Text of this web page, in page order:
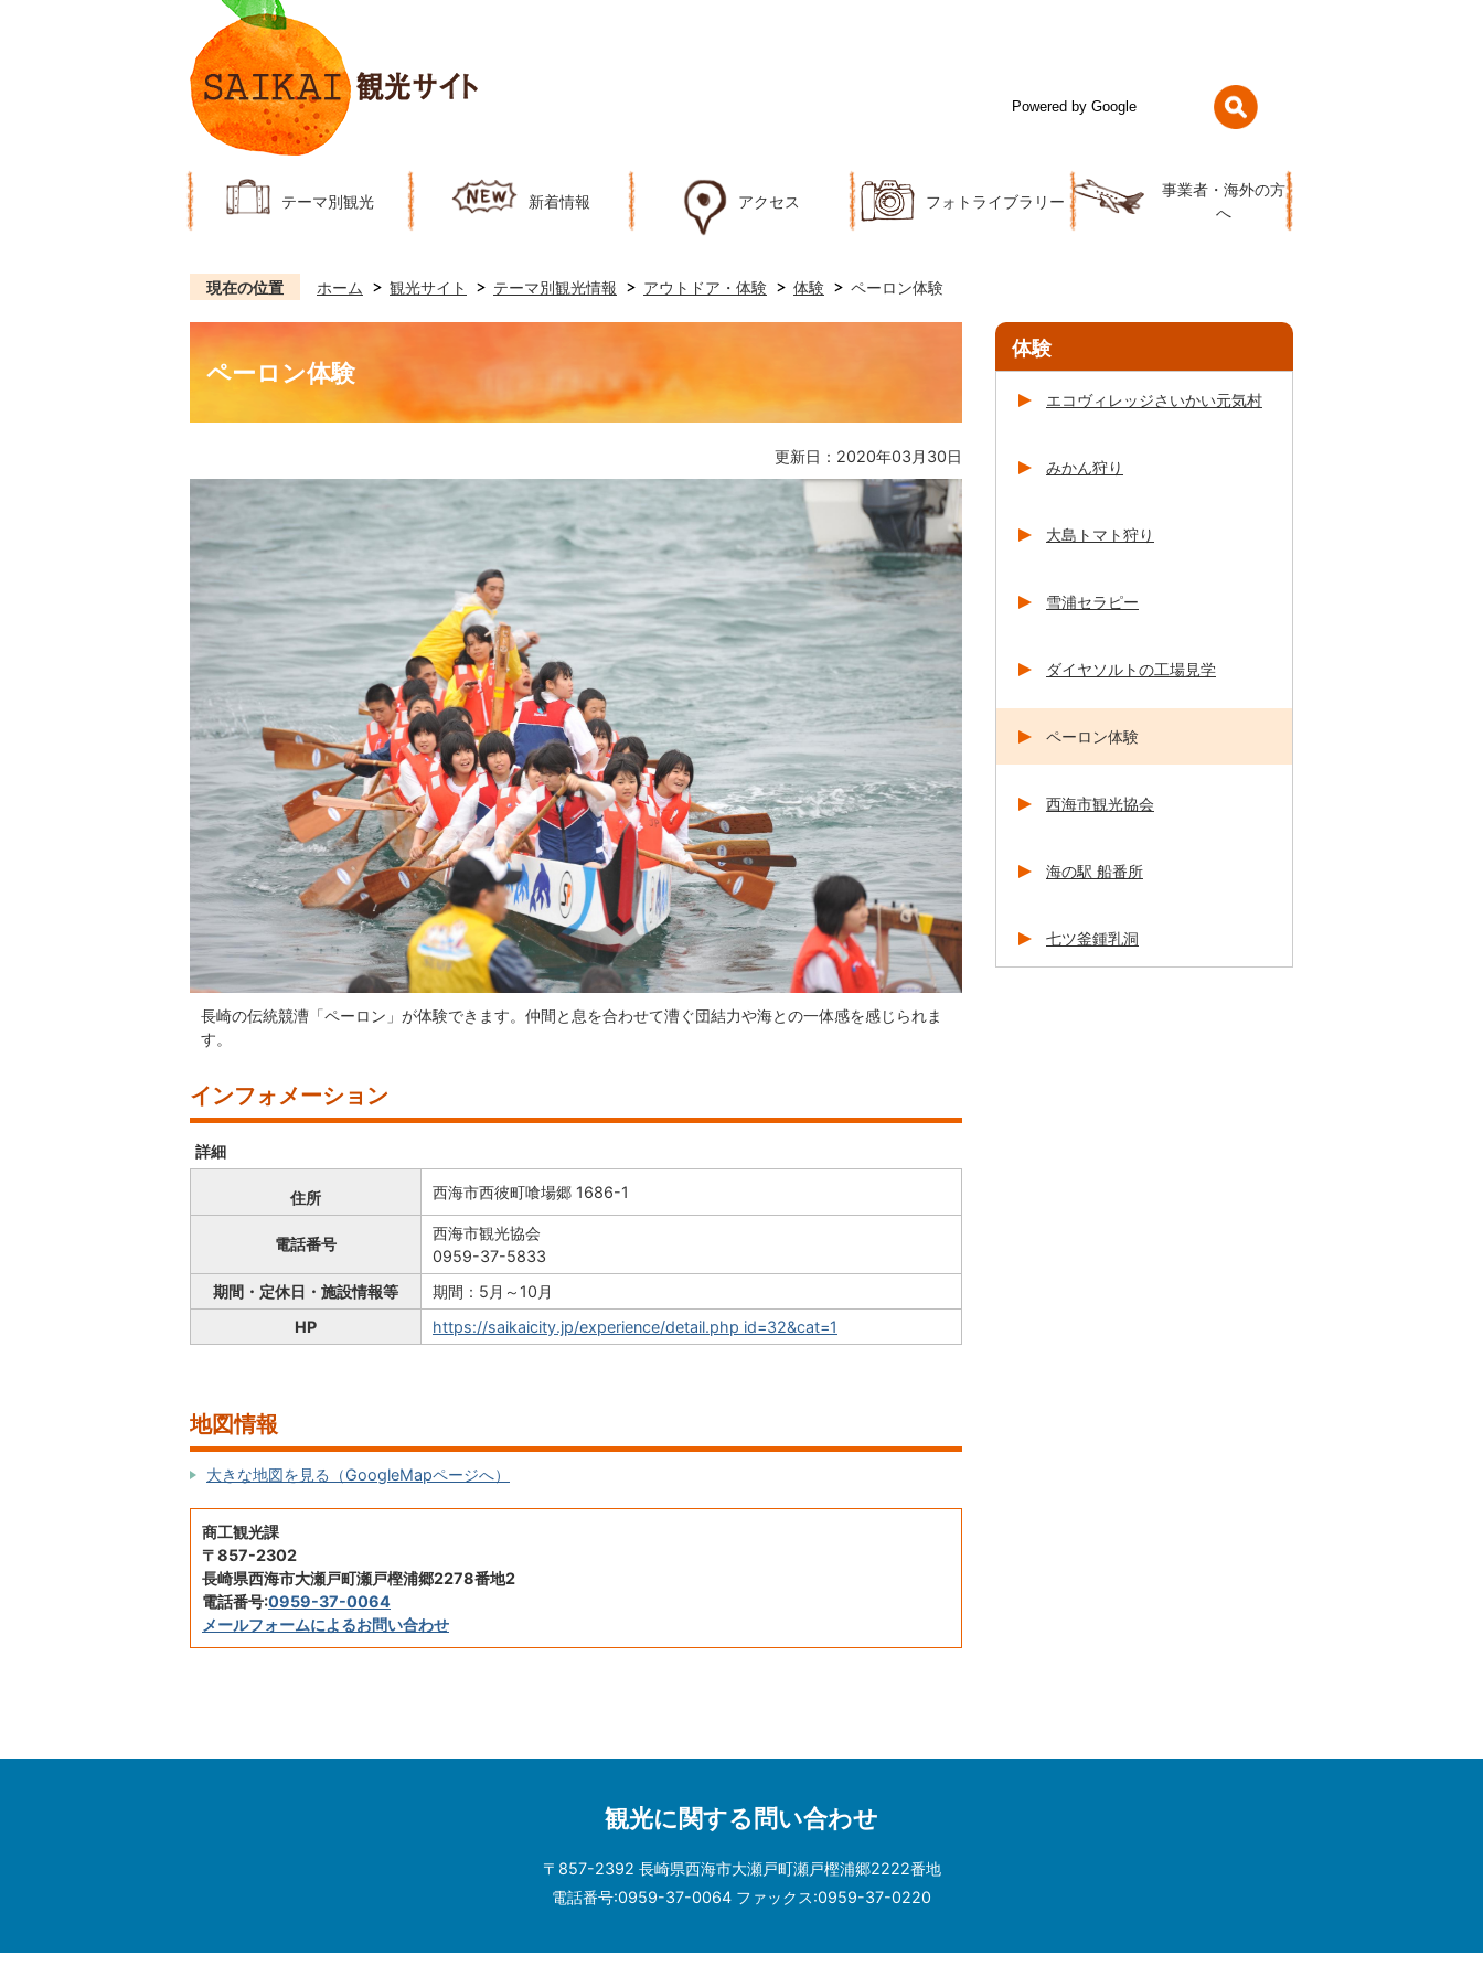
テーマ別観光 新着情報 アクセス フォトライブラリー
事業者・海外の方
へ
現在の位置 ホーム 観光サイト テーマ別観光情報 アウトドア・体験 体験 ペーロン体験
ペーロン体験
更新日：2020年03月30日
長崎の伝統競漕「ペーロン」が体験できます。仲間と息を合わせて漕ぐ団結力や海との一体感を感じられま
す。
インフォメーション
詳細
住所 西海市西彼町喰場郷 1686-1
電話番号
西海市観光協会
0959-37-5833
期間・定休日・施設情報等
期間：5月～10月
HP
https://saikaicity.jp/experience/detail.php id=32&cat=1
地図情報
大きな地図を見る（GoogleMapページへ）
商工観光課
〒857-2302
長崎県西海市大瀬戸町瀬戸樫浦郷2278番地2
電話番号:0959-37-0064
メールフォームによるお問い合わせ
体験
エコヴィレッジさいかい元気村
みかん狩り
大島トマト狩り
雪浦セラピー
ダイヤソルトの工場見学
ペーロン体験
西海市観光協会
海の駅 船番所
七ツ釜鍾乳洞
観光に関する問い合わせ
〒857-2392 長崎県西海市大瀬戸町瀬戸樫浦郷2222番地
電話番号:0959-37-0064 ファックス:0959-37-0220